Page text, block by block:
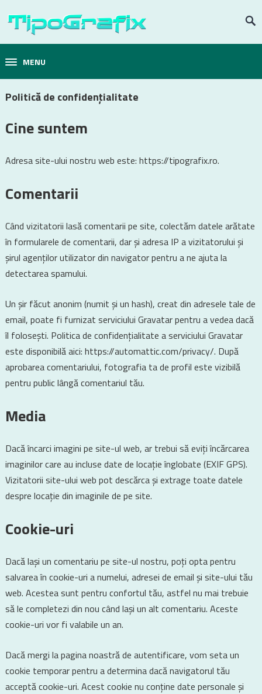
MENU
Politică de confidențialitate
Cine suntem
Adresa site-ului nostru web este: https://tipografix.ro.
Comentarii
Când vizitatorii lasă comentarii pe site, colectăm datele arătate
în formularele de comentarii, dar și adresa IP a vizitatorului și
șirul agenților utilizator din navigator pentru a ne ajuta la
detectarea spamului.
Un șir făcut anonim (numit și un hash), creat din adresele tale de
email, poate fi furnizat serviciului Gravatar pentru a vedea dacă
îl folosești. Politica de confidențialitate a serviciului Gravatar
este disponibilă aici: https://automattic.com/privacy/. După
aprobarea comentariului, fotografia ta de profil este vizibilă
pentru public lângă comentariul tău.
Media
Dacă încarci imagini pe site-ul web, ar trebui să eviți încărcarea
imaginilor care au incluse date de locație înglobate (EXIF GPS).
Vizitatorii site-ului web pot descărca și extrage toate datele
despre locație din imaginile de pe site.
Cookie-uri
Dacă lași un comentariu pe site-ul nostru, poți opta pentru
salvarea în cookie-uri a numelui, adresei de email și site-ului tău
web. Acestea sunt pentru confortul tău, astfel nu mai trebuie
să le completezi din nou când lași un alt comentariu. Aceste
cookie-uri vor fi valabile un an.
Dacă mergi la pagina noastră de autentificare, vom seta un
cookie temporar pentru a determina dacă navigatorul tău
acceptă cookie-uri. Acest cookie nu conține date personale și